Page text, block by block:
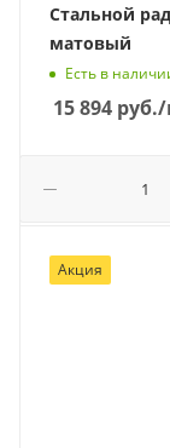
Стальной
матовый
Есть в
15 894 руб./
Акция